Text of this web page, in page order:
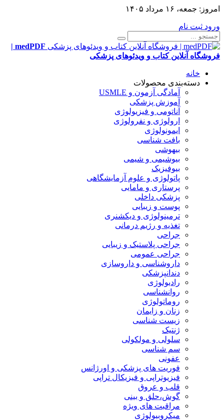
امروز: جمعه، ۱۶ مرداد ۱۴۰۵
ورود ثبت نام
medPDF |
فروشگاه آنلاین کتاب و ویدئوهای پزشکی
خانه
دسته‌بندی محصولات
آمادگی آزمون و USMLE
آموزش پزشکی
آناتومی و فیزیولوژی
ارولوژی و نفرولوژی
ایمونولوژی
بافت شناسی
بیهوشی
بیوشیمی و شیمی
بیوفیزیک
پاتولوژی و علوم آزمایشگاهی
پرستاری و مامایی
پزشکی داخلی
پوست و زیبایی
ترمینولوژی و دیکشنری
تغذیه و رژیم درمانی
جراحی
جراحی پلاستیک و زیبایی
جراحی عمومی
داروشناسی و داروسازی
دندانپزشکی
رادیولوژی
روانشناسی
روماتولوژی
زنان و زایمان
زیست شناسی
ژنتیک
سلولی و مولکولی
سم شناسی
عفونی
فوریت های پزشکی و اورژانس
فیزیوتراپی و فیزیکال تراپی
قلب و عروق
گوش،حلق و بینی
مراقبت های ویژه
میکروبیولوژی